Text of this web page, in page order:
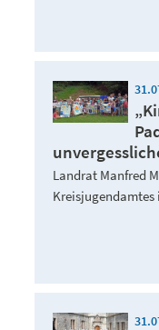
Landrat Manfred